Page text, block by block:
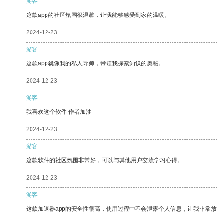
这款app的社区氛围很温馨，让我能够感受到家的温暖。
2024-12-23
游客
这款app就像我的私人导师，带领我探索知识的奥秘。
2024-12-23
游客
我喜欢这个软件 作者加油
2024-12-23
游客
这款软件的社区氛围非常好，可以与其他用户交流学习心得。
2024-12-23
游客
这款加速器app的安全性很高，使用过程中不会泄露个人信息，让我非常